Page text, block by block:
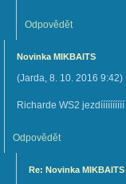
Odpovědět
Novinka MIKBAITS
(Jarda, 8. 10. 2016 9:42)
Richarde WS2
Odpovědět
Re: Novinka MIKBAITS